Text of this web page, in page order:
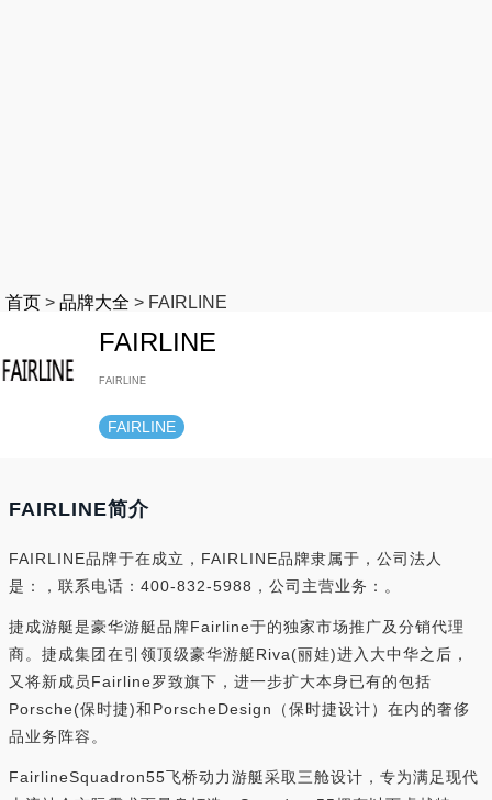
首页 > 品牌大全 > FAIRLINE
FAIRLINE
FAIRLINE
FAIRLINE
FAIRLINE简介
FAIRLINE品牌于在成立，FAIRLINE品牌隶属于，公司法人
是：，联系电话：400-832-5988，公司主营业务：。
捷成游艇是豪华游艇品牌Fairline于的独家市场推广及分销代理
商。捷成集团在引领顶级豪华游艇Riva(丽娃)进入大中华之后，
又将新成员Fairline罗致旗下，进一步扩大本身已有的包括
Porsche(保时捷)和PorscheDesign（保时捷设计）在内的奢侈
品业务阵容。
FairlineSquadron55飞桥动力游艇采取三舱设计，专为满足现代